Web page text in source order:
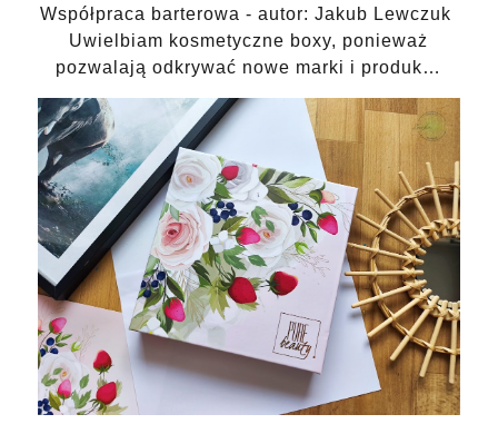
Współpraca barterowa - autor: Jakub Lewczuk
Uwielbiam kosmetyczne boxy, ponieważ
pozwalają odkrywać nowe marki i produk…